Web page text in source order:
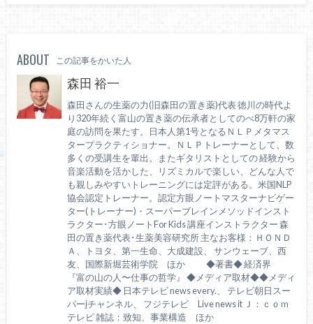
ABOUT この記事をかいた人
森田 裕一
森田さんの生薬の力(旧森田の置き薬)代表 徳川の時代よ
り320年続く富山の置き薬の伝承者としてのべ8万軒の家
庭の訪問を果たす。日本人第1号となるＮＬＰメタマス
タープラクティショナー。ＮＬＰトレーナーとして、数
多くの受講生を輩出。またギタリストとしての 経験から
音楽活動を活かした、リズミカルで楽しい、どんな人で
も親しみやすいトレーニングには定評がある。米国NLP
協会認定トレーナー。認定方眼ノートマスターナビゲー
ター(トレーナー)・スーパーブレインメソッドインスト
ラクター･方眼ノートFor Kids 講座インストラクター 森
田の置き薬代表･生薬美容研究所 主なお客様：ＨＯＮＤ
Ａ、トヨタ、第一生命、大成建設、 サンウェーブ、西
友、国際新堀芸術学院 ほか ◆著書◆ 経済界
『富の山の人〜仕事の哲学』 ◆メディア取材◆◆メディ
ア取材実績◆ 日本テレビ news every.、 テレビ朝日スー
パーjチャンネル、 フジテレビ Live news it Ｊ：ｃｏｍ
テレビ 雑誌：致知、事業構造 ほか